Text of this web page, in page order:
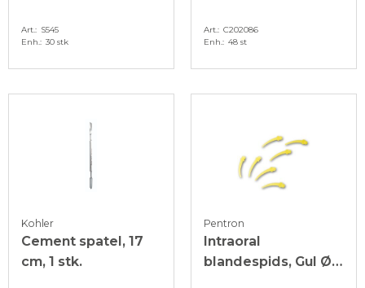
Art.
S545
Enh.
30 stk
Art.
C202086
Enh.
48 st
Kohler
Cement spatel, 17
cm, 1 stk.
Pentron
Intraoral
blandespids, Gul Ø